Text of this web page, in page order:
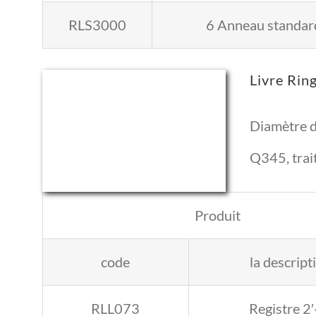
RLS3000 6 Anneau
Livre
Diamètre
Q345,
Produit
code la
RLL073 Registre